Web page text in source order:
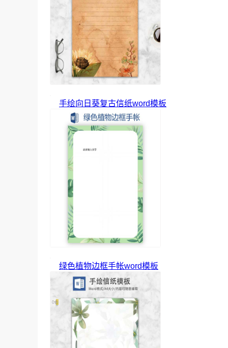
手绘向日葵复古信纸word模板
绿色植物边框手帐word模板